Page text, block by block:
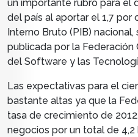
un importante rubro para el
del país al aportar el 1,7
Interno Bruto (PIB)
publicada por la Federación
del Software y las
Las expectativas para el
bastante altas ya que la
tasa de crecimiento de
negocios por un total de